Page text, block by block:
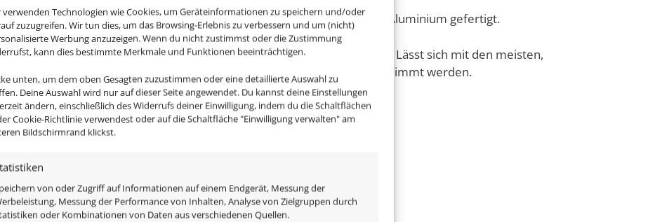
verwenden Technologien wie Cookies, um Geräteinformationen zu speichern und/oder
zuzugreifen. Wir tun dies, um das Browsing-Erlebnis zu verbessern und um (nicht)
Werbung anzuzeigen. Wenn du nicht zustimmst oder die Zustimmung
kann dies bestimmte Merkmale und Funktionen beeinträchtigen.
unten, um dem oben Gesagten zuzustimmen oder eine detaillierte Auswahl zu
Deine Auswahl wird nur auf dieser Seite angewendet. Du kannst deine Einstellungen
ändern, einschließlich des Widerrufs deiner Einwilligung, indem du die Schaltflächen
Cookie-Richtlinie verwendest oder auf die Schaltfläche "Einwilligung verwalten" am
Bildschirmrand klickst.
von oder Zugriff auf Informationen auf einem Endgerät, Messung der
Messung der Performance von Inhalten, Analyse von Zielgruppen durch
oder Kombinationen von Daten aus verschiedenen Quellen.
Forma-Inside Kollektion ist aus hochwertigstem, CNC-gefrästen Voll-Aluminium gefertigt.
Bädern aber auch für den überdachten Außenbereich geeignet. Lässt sich mit den meisten,
40-100% dimmen, die Leuchtmittel müssen natürlich nicht gedimmt werden.
ist austauschbar & im Lieferumfang enthalten sind:
matt schwarz